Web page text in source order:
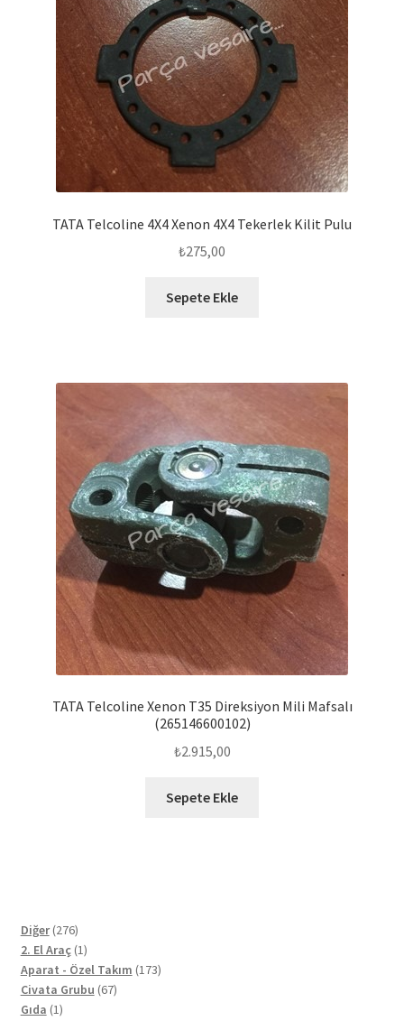
TATA Telcoline 4X4 Xenon 4X4 Tekerlek Kilit Pulu
₺275,00
Sepete Ekle
TATA Telcoline Xenon T35 Direksiyon Mili Mafsalı
(265146600102)
₺2.915,00
Sepete Ekle
Diğer 276276
ürün
2. El Araç 11
ürün
Aparat - Özel Takım 173173
Civata Grubu 6767
Gıda 11